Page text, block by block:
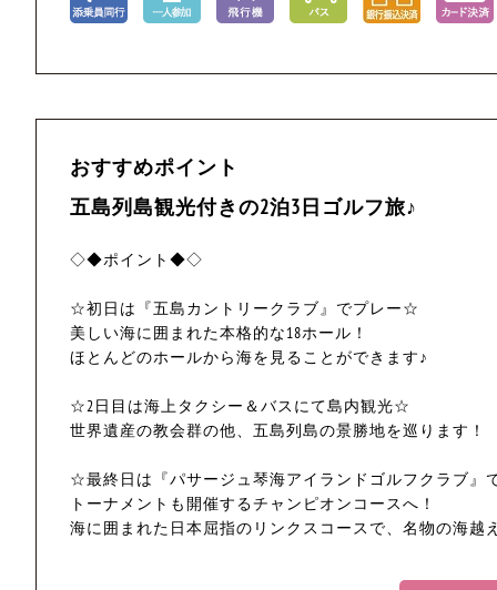
おすすめポイント
五島列島観光付きの2泊3日ゴルフ旅♪
◇◆ポイント◆◇
☆初日は『五島カントリークラブ』でプレー☆
美しい海に囲まれた本格的な18ホール！
ほとんどのホールから海を見ることができます♪
☆2日目は海上タクシー＆バスにて島内観光☆
世界遺産の教会群の他、五島列島の景勝地を巡ります！
☆最終日は『パサージュ琴海アイランドゴルフクラブ』
トーナメントも開催するチャンピオンコースへ！
海に囲まれた日本屈指のリンクスコースで、名物の海